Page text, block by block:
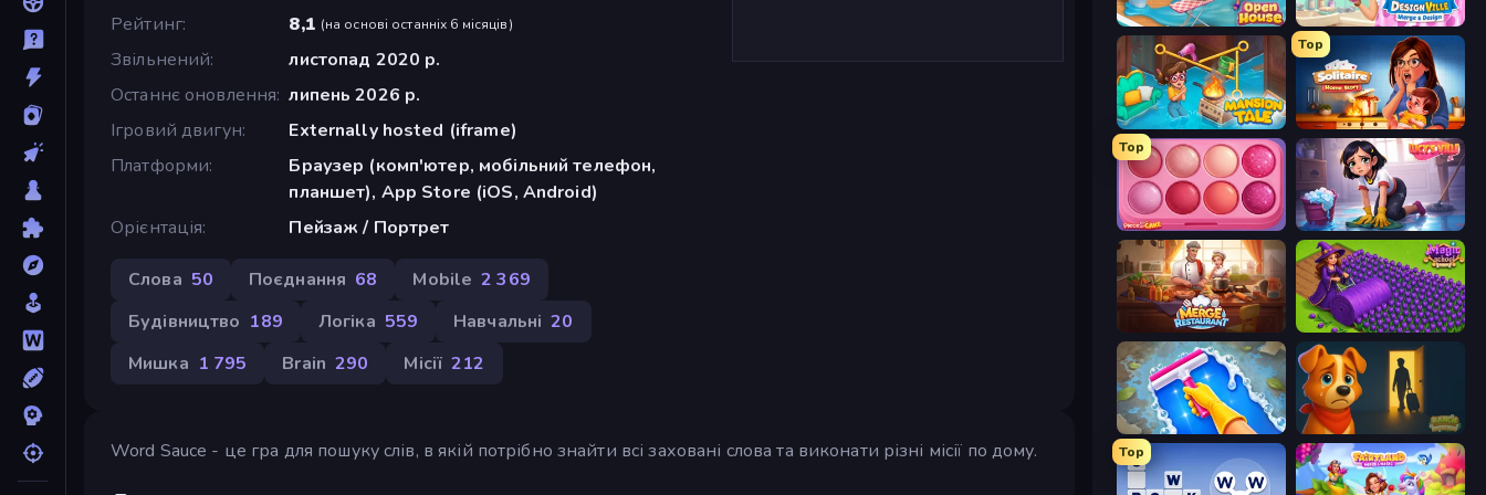
Рейтинг
8,1 (на основі останніх 6 місяців)
Звільнений
листопад 2020 р.
Останнє оновлення липень 2026 р.
Ігровий двигун
Externally hosted (iframe)
Платформи
Браузер (комп'ютер, мобільний телефон,
планшет), App Store (iOS, Android)
Орієнтація
Пейзаж / Портрет
Слова 50 Поєднання 68 Mobile 2 369
Будівництво 189 Логіка 559 Навчальні 20
Мишка 1 795 Brain 290 Місії 212
Word Sauce - це гра для пошуку слів, в якій потрібно знайти всі заховані слова та виконати різні місії по дому.
Open House Designville: Merge & Design
Mansion Tale: Merge Secrets
Top
Solitaire Home Story
Top
Piece of Cake: Merge and Bake Lucy’s Ville
Merge Restaurant Magic School
Hotel Rush: Merge Story Ranch Adventures
Top